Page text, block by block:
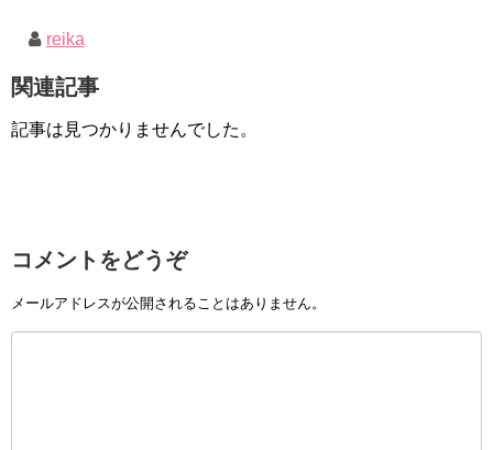
reika
関連記事
記事は見つかりませんでした。
コメントをどうぞ
メールアドレスが公開されることはありません。